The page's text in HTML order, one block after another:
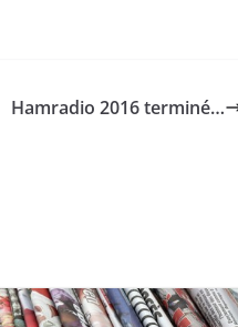
Hamradio 2016 terminé…